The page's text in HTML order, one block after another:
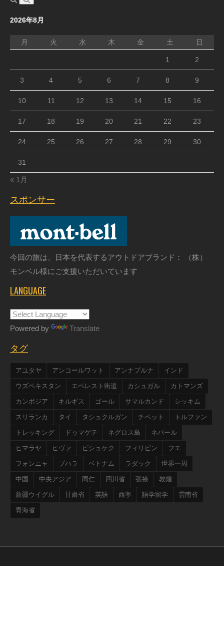
2026年8月
月 火 水 木 金 土 日
1 2
3 4 5 6 7 8 9
10 11 12 13 14 15 16
17 18 19 20 21 22 23
24 25 26 27 28 29 30
31
« 1月
スポンサー
今回の旅は、日本を代表するアウトドアブランド： （株）
モンベル様にご支援いただいています
LANGUAGE
Powered by Translate
タグ
アユタヤ アンコールワット アンナプルナ インド
ウズベキスタン エベレスト街道 カシュガル カトマンズ
カンボジア キルギス ゴール サマルカンド シッキム
スリランカ タイ タシュクルガン チベット トルファン
トレッキング ドゥマゲテ ネグロス島 ネパール
ヒマラヤ ヒヴァ ビシュケク フィリピン フエ
フォンニャ ブハラ ベトナム ラダック 世界一周
中国 中央アジア 同仁 四川省 張掖 敦煌
新疆ウイグル 甘粛省 英語 西寧 語学留学 雲南省
青海省